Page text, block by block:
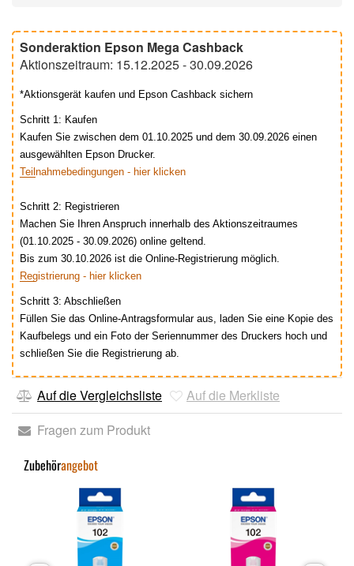
Sonderaktion Epson Mega Cashback
Aktionszeitraum: 15.12.2025 - 30.09.2026
*Aktionsgerät kaufen und Epson Cashback sichern
Schritt 1: Kaufen
Kaufen Sie zwischen dem 01.10.2025 und dem 30.09.2026 einen
ausgewählten Epson Drucker.
Teilnahmebedingungen - hier klicken
Schritt 2: Registrieren
Machen Sie Ihren Anspruch innerhalb des Aktionszeitraumes
(01.10.2025 - 30.09.2026) online geltend.
Bis zum 30.10.2026 ist die Online-Registrierung möglich.
Registrierung - hier klicken
Schritt 3: Abschließen
Füllen Sie das Online-Antragsformular aus, laden Sie eine Kopie des
Kaufbelegs und ein Foto der Seriennummer des Druckers hoch und
schließen Sie die Registrierung ab.
Auf die Vergleichsliste
Auf die Merkliste
Fragen zum Produkt
Zubehörangebot